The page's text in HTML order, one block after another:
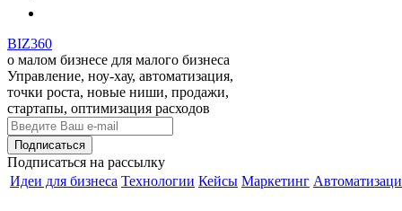
BIZ360
о малом бизнесе для малого бизнеса
Управление, ноу-хау, автоматизация,
точки роста, новые ниши, продажи,
стартапы, оптимизация расходов
Подписаться на рассылку
Идеи для бизнеса Технологии Кейсы Маркетинг